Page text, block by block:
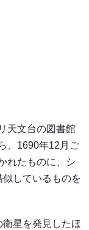
天文台の図書館
、1690年12月ご
れたものに、シ
しているものを
星を発見したほ